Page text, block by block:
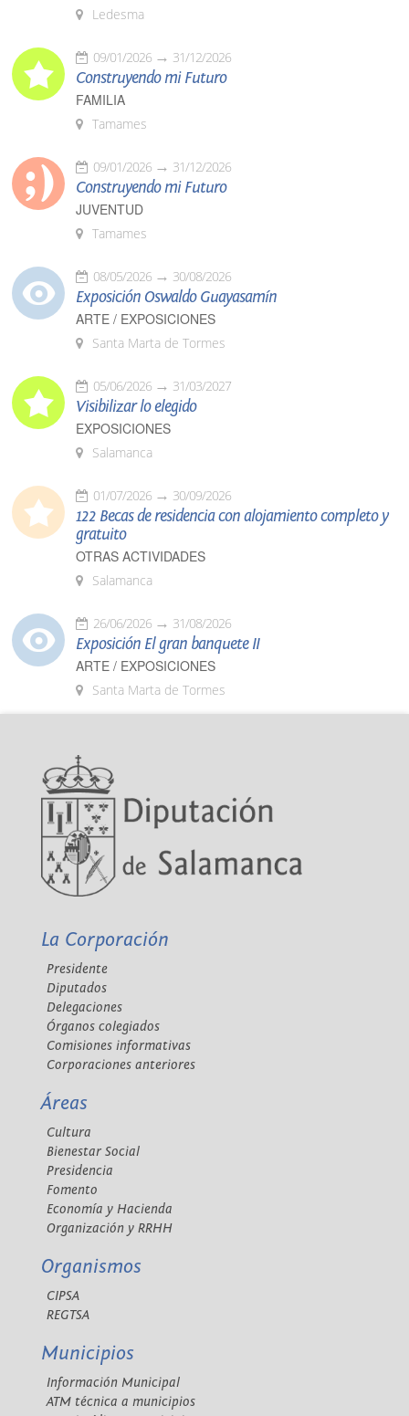
Ledesma
09/01/2026 31/12/2026
Construyendo mi Futuro
FAMILIA
Tamames
09/01/2026 31/12/2026
Construyendo mi Futuro
JUVENTUD
Tamames
08/05/2026 30/08/2026
Exposición Oswaldo Guayasamín
ARTE / EXPOSICIONES
Santa Marta de Tormes
05/06/2026 31/03/2027
Visibilizar lo elegido
EXPOSICIONES
Salamanca
01/07/2026 30/09/2026
122 Becas de residencia con alojamiento completo y
gratuito
OTRAS ACTIVIDADES
Salamanca
26/06/2026 31/08/2026
Exposición El gran banquete II
ARTE / EXPOSICIONES
Santa Marta de Tormes
La Corporación
Presidente
Diputados
Delegaciones
Órganos colegiados
Comisiones informativas
Corporaciones anteriores
Áreas
Cultura
Bienestar Social
Presidencia
Fomento
Economía y Hacienda
Organización y RRHH
Organismos
CIPSA
REGTSA
Municipios
Información Municipal
ATM técnica a municipios